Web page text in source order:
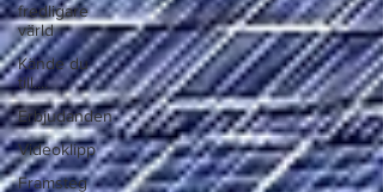
fredligare
värld
Kände du
till....
Erbjudanden
Videoklipp
Framsteg